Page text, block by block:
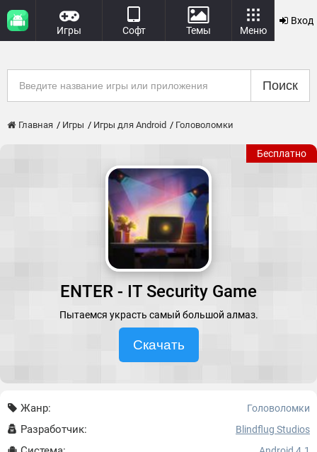
Игры Софт Темы Меню
Вход
Поиск
Главная Игры Игры для Android Головоломки
Бесплатно
ENTER - IT Security Game
Пытаемся украсть самый большой алмаз.
Скачать
Жанр: Головоломки
Разработчик: Blindflug Studios